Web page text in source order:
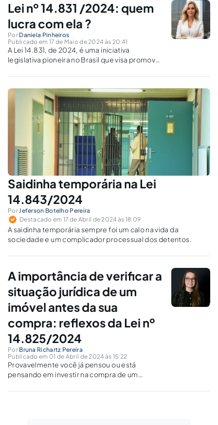
Cidade,...
Lei nº 14.831 /2024: quem
lucra com ela ?
Por Daniela Pinheiros
Publicado em 17 de Maio de 2024 às 20:41
A Lei 14.831, de 2024, é uma iniciativa
legislativa pioneira no Brasil que visa promover
trabalhadores através do reconhecimento
formal de empresas comprometidas com
essas práticas. Esta lei institui o Certificado
Empresa Promotora...
Saidinha temporária na Lei
14.843/2024
Por Jeferson Botelho Pereira
Destacado em 17 de Abril de 2024 às 18:09
A saidinha temporária sempre foi um calo na vida da
sociedade e um complicador processual dos detentos.
A importância de verificar a
situação jurídica de um
imóvel antes da sua
compra: reflexos da Lei nº
14.825/2024
Por Bruna Richartz Pereira
Publicado em 01 de Abril de 2024 às 15:22
Provavelmente você já pensou ou está
pensando em investir na compra de um
anseio de adquirir a casa dos sonhos, você